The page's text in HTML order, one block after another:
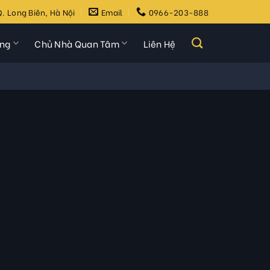
Long Biên, Hà Nội Email 0966-203-888
Chủ Nhà Quan Tâm Liên Hệ